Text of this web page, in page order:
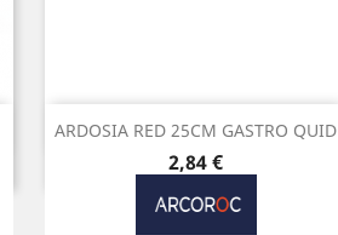
ARDOSIA RED 25CM GASTRO QUID
Preço
2,84 €
Vista rápida